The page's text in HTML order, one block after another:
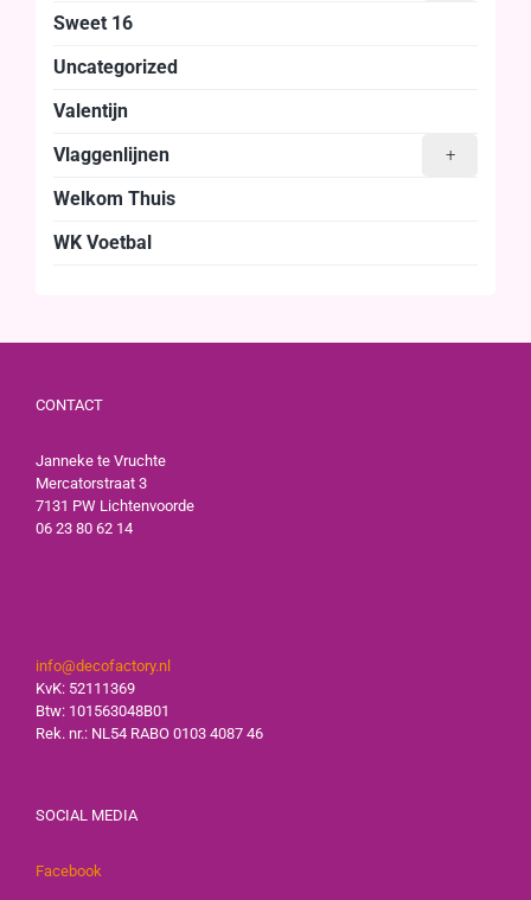
Sweet 16
Uncategorized
Valentijn
+
Vlaggenlijnen
Welkom Thuis
WK Voetbal
CONTACT
Janneke te Vruchte
Mercatorstraat 3
7131 PW Lichtenvoorde
06 23 80 62 14
info@decofactory.nl
KvK: 52111369
Btw: 101563048B01
Rek. nr.: NL54 RABO 0103 4087 46
SOCIAL MEDIA
Facebook